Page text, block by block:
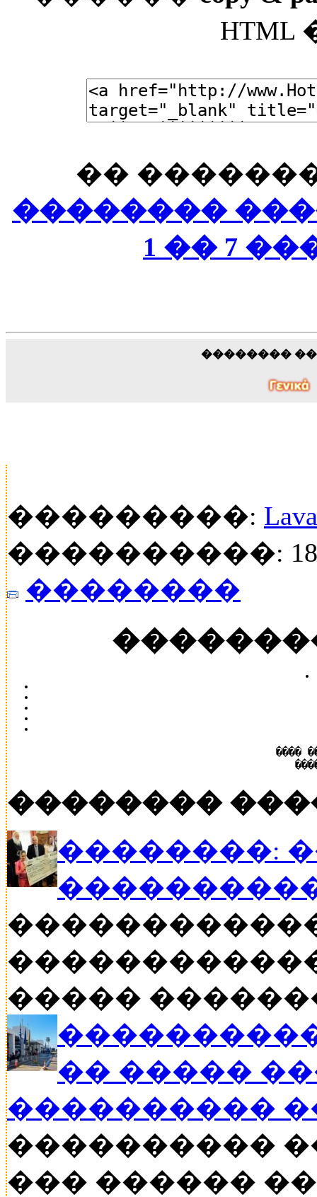
��
��������
1 �� 7
��������
���������:
����������:
��������
����
��������
��������:
�����
�� �����
����������
����������
��� ������